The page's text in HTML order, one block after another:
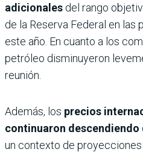
adicionales del rango
de la Reserva Federal en las
este año. En cuanto a los
petróleo disminuyeron
reunión.
Además, los precios
continuaron descendiendo
un contexto de